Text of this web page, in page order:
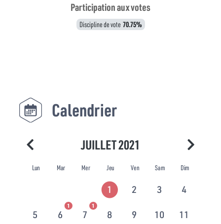
Participation aux votes
Discipline de vote 70.75%
Calendrier
JUILLET 2021
Lun Mar Mer Jeu Ven Sam Dim
1 2 3 4
5 6
1
7
1
8 9 10 11